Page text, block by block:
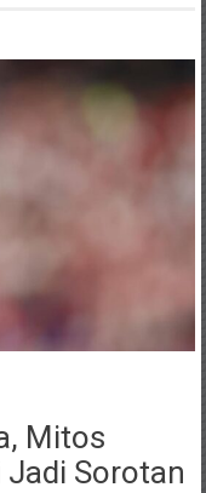
Mitos
Jadi Sorotan